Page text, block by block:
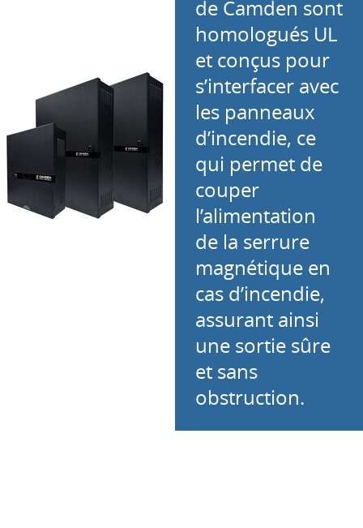
de Camden sont
homologués UL
et conçus pour
s’interfacer avec
les panneaux
d’incendie, ce
qui permet de
couper
l’alimentation
de la serrure
magnétique en
cas d’incendie,
assurant ainsi
une sortie sûre
et sans
obstruction.